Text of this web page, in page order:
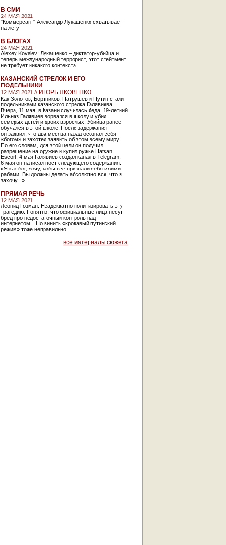
В СМИ
24 МАЯ 2021
"Коммерсант" Александр Лукашенко схватывает
на лету
В БЛОГАХ
24 МАЯ 2021
Alexey Kovalev: Лукашенко – диктатор-убийца и
теперь международный террорист, этот стейтмент
не требует никакого контекста.
КАЗАНСКИЙ СТРЕЛОК И ЕГО
ПОДЕЛЬНИКИ
12 МАЯ 2021 // ИГОРЬ ЯКОВЕНКО
Как Золотов, Бортников, Патрушев и Путин стали
подельниками казанского стрелка Галявиева
Вчера, 11 мая, в Казани случилась беда. 19-летний
Ильназ Галявиев ворвался в школу и убил
семерых детей и двоих взрослых. Убийца ранее
обучался в этой школе. После задержания
он заявил, что два месяца назад осознал себя
«богом» и захотел заявить об этом всему миру.
По его словам, для этой цели он получил
разрешение на оружие и купил ружье Hatsan
Escort. 4 мая Галявиев создал канал в Telegram.
6 мая он написал пост следующего содержания:
«Я как бог, хочу, чобы все признали себя моими
рабами. Вы должны делать абсолютно все, что я
захочу...»
ПРЯМАЯ РЕЧЬ
12 МАЯ 2021
Леонид Гозман: Неадекватно политизировать эту
трагедию. Понятно, что официальные лица несут
бред про недостаточный контроль над
интернетом... Но винить «кровавый путинский
режим» тоже неправильно.
все материалы сюжета